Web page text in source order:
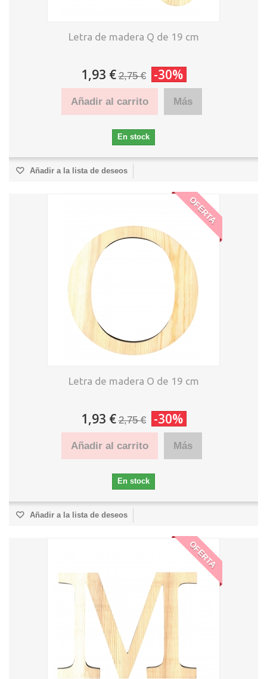
Letra de madera Q de 19 cm
1,93 € 2,75 € -30%
Añadir al carrito Más
En stock
Añadir a la lista de deseos
OFERTA
Letra de madera O de 19 cm
1,93 € 2,75 € -30%
Añadir al carrito Más
En stock
Añadir a la lista de deseos
OFERTA